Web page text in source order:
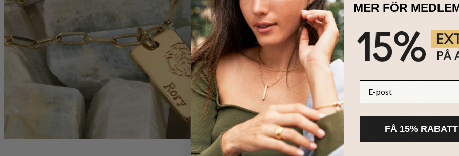
HÅLLBARHET
KÄRNAN PÅ MYKA
LÄS MER
MER FÖR
FÅ 15% RABATT